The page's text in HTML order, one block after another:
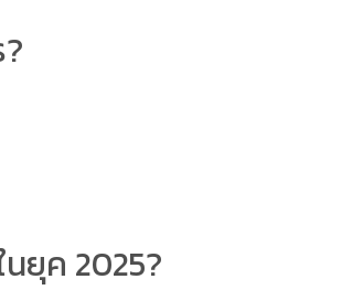
นยุค 2025?